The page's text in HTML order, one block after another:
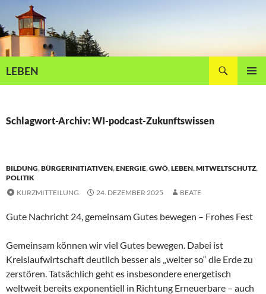
Inhalt
springen
LEBEN
Schlagwort-Archiv: WI-podcast-Zukunftswissen
BILDUNG,BÜRGERINITIATIVEN,ENERGIE,GWÖ,LEBEN,MITWELTSCHUTZ,
POLITIK
KURZMITTEILUNG
24. DEZEMBER 2025 BEATE
Gute Nachricht 24, gemeinsam Gutes bewegen – Frohes Fest
Gemeinsam können wir viel Gutes bewegen. Dabei ist
Kreislaufwirtschaft deutlich besser als „weiter so“ die Erde zu
zerstören. Tatsächlich geht es insbesondere energetisch
weltweit bereits exponentiell in Richtung Erneuerbare – auch